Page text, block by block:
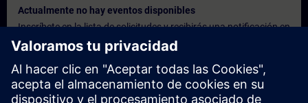
Actualmente no hay eventos disponibles
Inscríbete en la lista de solicitudes y recibirás una notificación en
cuanto haya nuevas fechas disponibles.
Activar el servicio de notificación